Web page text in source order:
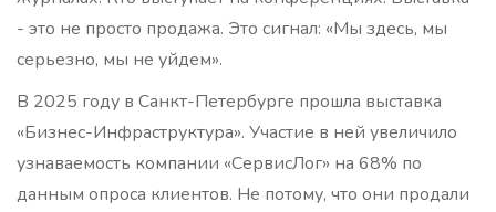
- это не просто продажа. Это сигнал: «Мы здесь, мы
серьезно, мы не уйдем».
В 2025 году в Санкт-Петербурге прошла выставка
«Бизнес-Инфраструктура». Участие в ней увеличило
узнаваемость компании «СервисЛог» на 68% по
данным опроса клиентов. Не потому, что они продали